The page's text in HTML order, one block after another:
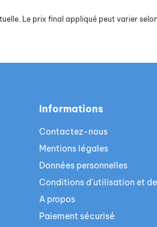
Le prix final appliqué peut varier
Informations
Contactez-nous
Mentions légales
Données personnelles
Conditions d'utilisation et
A propos
Paiement sécurisé